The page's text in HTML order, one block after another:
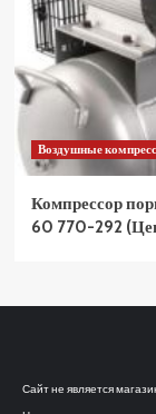
Воздушные
Компрессор
60 770-292
Сайт не является